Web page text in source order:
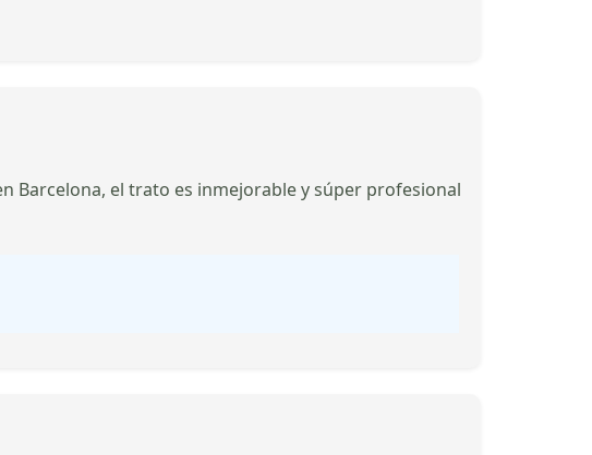
Barcelona, el trato es inmejorable y súper profesional